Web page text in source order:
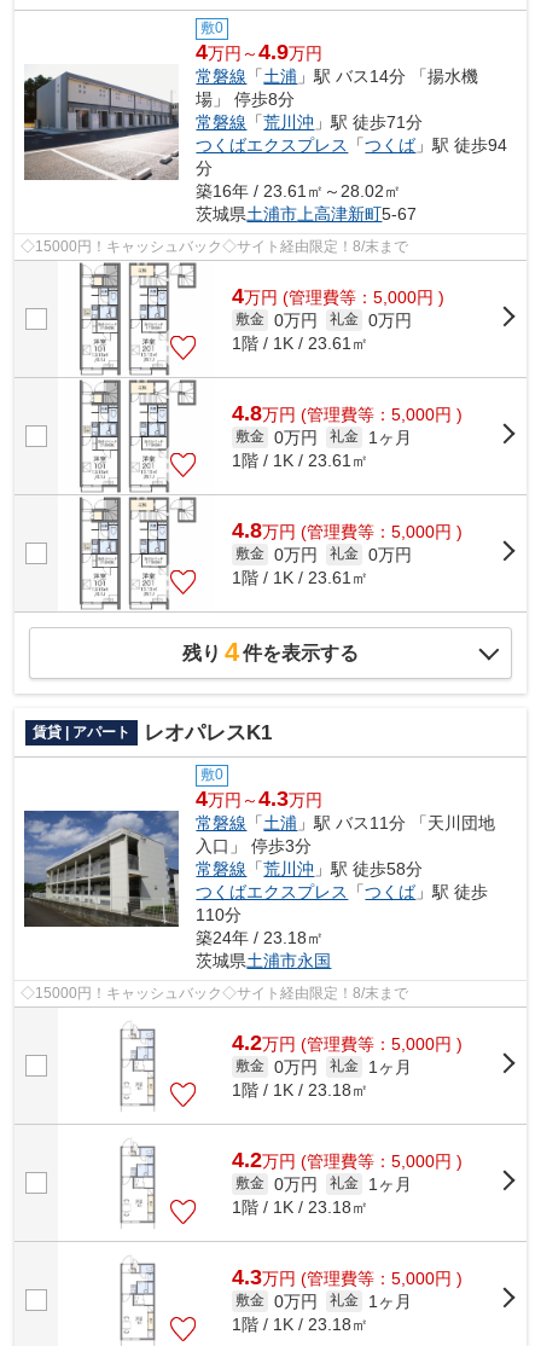
敷0
4万円～4.9万円
常磐線 「土浦 」駅 バス14分 「揚水機
場」 停歩8分
常磐線 「荒川沖 」駅 徒歩71分
つくばエクスプレス
「つくば」駅 徒歩94
分
築16年 / 23.61㎡～28.02㎡
茨城県土浦市 上高津新町5-67
◇15000円！キャッシュバック◇サイト経由限定！8/末まで
4万円 (管理費等：5,000円 )
敷金 0万円 礼金 0万円
1階 / 1K / 23.61㎡
4.8万円 (管理費等：5,000円 )
敷金 0万円 礼金
1ヶ月
1階 / 1K / 23.61㎡
4.8万円 (管理費等：5,000円 )
敷金 0万円 礼金 0万円
1階 / 1K / 23.61㎡
残り 4件を表示する
賃貸 | アパート レオパレスK1
敷0
4万円～4.3万円
常磐線 「土浦 」駅 バス11分 「天川団地
入口」 停歩3分
常磐線 「荒川沖 」駅 徒歩58分
つくばエクスプレス
「つくば」駅 徒歩
110分
築24年 / 23.18㎡
茨城県土浦市永国
◇15000円！キャッシュバック◇サイト経由限定！8/末まで
4.2万円 (管理費等：5,000円 )
敷金 0万円 礼金
1ヶ月
1階 / 1K / 23.18㎡
4.2万円 (管理費等：5,000円 )
敷金 0万円 礼金
1ヶ月
1階 / 1K / 23.18㎡
4.3万円 (管理費等：5,000円 )
敷金 0万円 礼金
1ヶ月
1階 / 1K / 23.18㎡